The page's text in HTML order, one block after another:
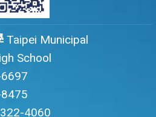
Taipei Municipal
School
4060